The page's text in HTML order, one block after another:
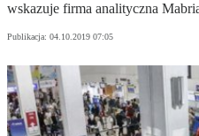
wskazuje firma analityczna
Publikacja: 04.10.2019 07:05